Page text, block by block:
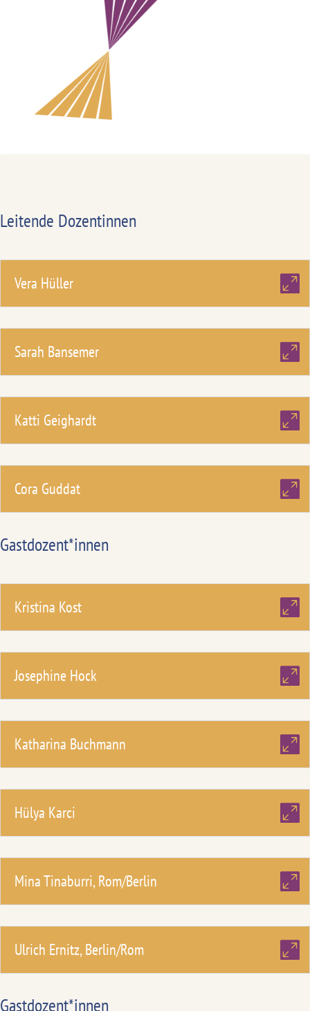
Leitende Dozentinnen
Vera Hüller
Sarah Bansemer
Katti Geighardt
Cora Guddat
Gastdozent*innen
Kristina Kost
Josephine Hock
Katharina Buchmann
Hülya Karci
Mina Tinaburri, Rom/Berlin
Ulrich Ernitz, Berlin/Rom
Gastdozent*innen